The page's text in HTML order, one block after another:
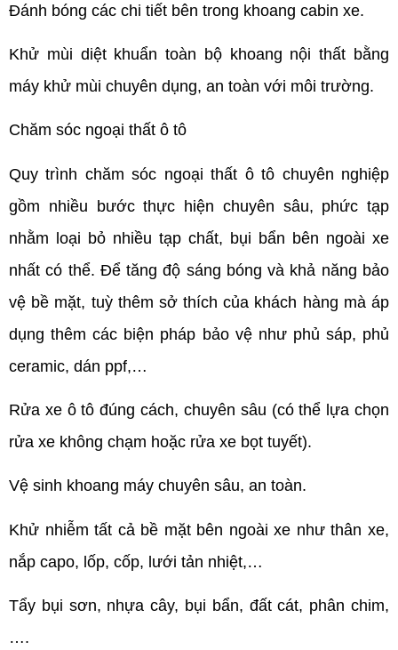
Đánh bóng các chi tiết bên trong khoang cabin xe.
Khử mùi diệt khuẩn toàn bộ khoang nội thất bằng
máy khử mùi chuyên dụng, an toàn với môi trường.
Chăm sóc ngoại thất ô tô
Quy trình chăm sóc ngoại thất ô tô chuyên nghiệp
gồm nhiều bước thực hiện chuyên sâu, phức tạp
nhằm loại bỏ nhiều tạp chất, bụi bẩn bên ngoài xe
nhất có thể. Để tăng độ sáng bóng và khả năng bảo
vệ bề mặt, tuỳ thêm sở thích của khách hàng mà áp
dụng thêm các biện pháp bảo vệ như phủ sáp, phủ
ceramic, dán ppf,…
Rửa xe ô tô đúng cách, chuyên sâu (có thể lựa chọn
rửa xe không chạm hoặc rửa xe bọt tuyết).
Vệ sinh khoang máy chuyên sâu, an toàn.
Khử nhiễm tất cả bề mặt bên ngoài xe như thân xe,
nắp capo, lốp, cốp, lưới tản nhiệt,…
Tẩy bụi sơn, nhựa cây, bụi bẩn, đất cát, phân chim,
….